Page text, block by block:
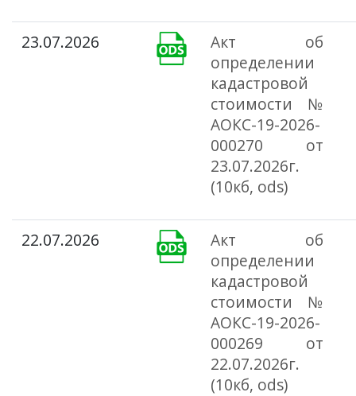
23.07.2026
Акт об
определении
кадастровой
стоимости №
АОКС-19-2026-
000270 от
23.07.2026г.
(10кб, ods)
22.07.2026
Акт об
определении
кадастровой
стоимости №
АОКС-19-2026-
000269 от
22.07.2026г.
(10кб, ods)